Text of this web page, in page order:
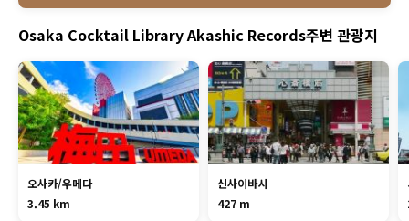
Osaka Cocktail Library Akashic Records주변 관광지
오사카/우메다
3.45 km
신사이바시
427 m